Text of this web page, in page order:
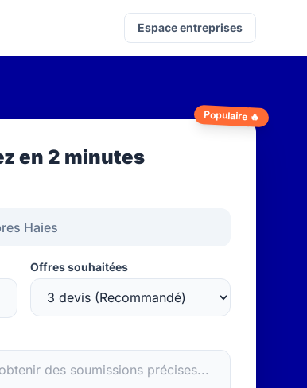
Espace entreprises
Populaire 🔥
en 2 minutes
Offres souhaitées